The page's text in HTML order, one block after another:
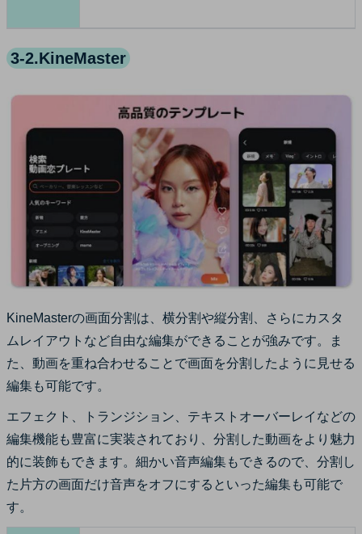
3-2.KineMaster
KineMasterの画面分割は、横分割や縦分割、さらにカスタ
ムレイアウトなど自由な編集ができることが強みです。ま
た、動画を重ね合わせることで画面を分割したように見せる
編集も可能です。
エフェクト、トランジション、テキストオーバーレイなどの
編集機能も豊富に実装されており、分割した動画をより魅力
的に装飾もできます。細かい音声編集もできるので、分割し
た片方の画面だけ音声をオフにするといった編集も可能で
す。